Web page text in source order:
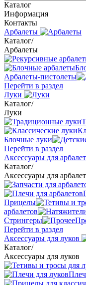
Каталог
Информация
Контакты
Арбалеты
Каталог/
Арбалеты
Арбалеты-пистолеты
Перейти в раздел
Луки
Каталог/
Луки
Блочные луки
Перейти в раздел
Аксессуары для
Каталог/
Аксессуары для
Прицелы
арбалетов
Стрингеры
Перейти в раздел
Аксессуары для луков
Каталог/
Аксессуары для луков